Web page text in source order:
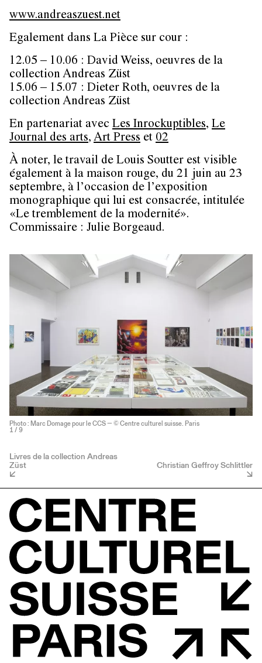
www.andreaszuest.net
Egalement dans La Pièce sur cour :
12.05 – 10.06 : David Weiss, oeuvres de la
collection Andreas Züst
15.06 – 15.07 : Dieter Roth, oeuvres de la
collection Andreas Züst
En partenariat avec Les Inrockuptibles, Le
Journal des arts, Art Press et 02
À noter, le travail de Louis Soutter est visible
également à la maison rouge, du 21 juin au 23
septembre, à l’occasion de l’exposition
monographique qui lui est consacrée, intitulée
«Le tremblement de la modernité».
Commissaire : Julie Borgeaud.
Photo : Marc Domage pour le CCS — © Centre culturel suisse. Paris
1 / 9
Livres de la collection Andreas
Züst Christian Geffroy Schlittler